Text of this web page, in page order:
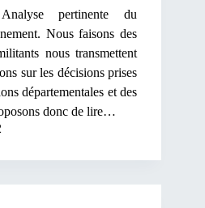
pertinente du
Nous faisons des
nous transmettent
sur les décisions prises
départementales et des
donc de lire…